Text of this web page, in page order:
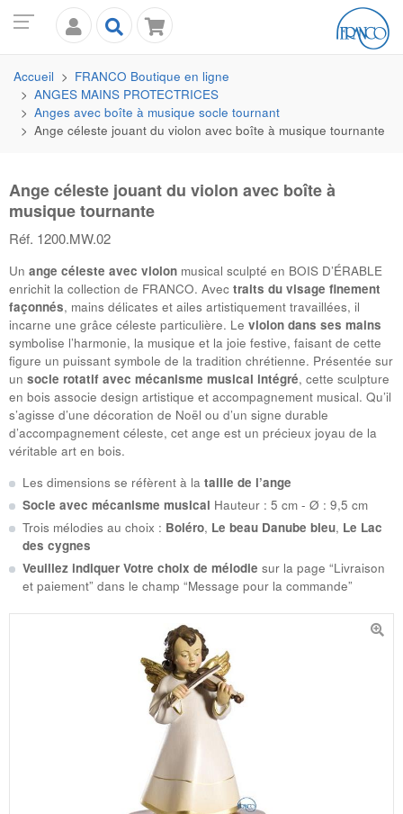
Accueil FRANCO Boutique en ligne
ANGES MAINS PROTECTRICES
Anges avec boîte à musique socle tournant
Ange céleste jouant du violon avec boîte à musique tournante
Ange céleste jouant du violon avec boîte à
musique tournante
Réf. 1200.MW.02
Un ange céleste avec violon musical sculpté en BOIS D’ÉRABLE
enrichit la collection de FRANCO. Avec traits du visage finement
façonnés, mains délicates et ailes artistiquement travaillées, il
incarne une grâce céleste particulière. Le violon dans ses mains
symbolise l’harmonie, la musique et la joie festive, faisant de cette
figure un puissant symbole de la tradition chrétienne. Présentée sur
un socle rotatif avec mécanisme musical intégré, cette sculpture
en bois associe design artistique et accompagnement musical. Qu’il
s’agisse d’une décoration de Noël ou d’un signe durable
d’accompagnement céleste, cet ange est un précieux joyau de la
véritable art en bois.
Les dimensions se réfèrent à la taille de l’ange
Socle avec mécanisme musical Hauteur : 5 cm - Ø : 9,5 cm
Trois mélodies au choix : Boléro, Le beau Danube bleu, Le Lac
des cygnes
Veuillez indiquer Votre choix de mélodie sur la page “Livraison
et paiement” dans le champ “Message pour la commande”